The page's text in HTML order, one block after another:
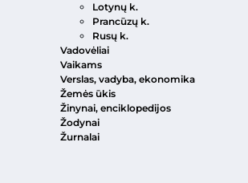
Lotynų k.
Prancūzų k.
Rusų k.
Vadovėliai
Vaikams
Verslas, vadyba, ekonomika
Žemės ūkis
Žinynai, enciklopedijos
Žodynai
Žurnalai